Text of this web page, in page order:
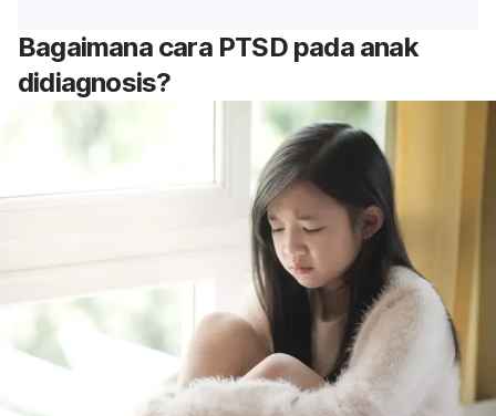
Bagaimana cara PTSD pada anak
didiagnosis?